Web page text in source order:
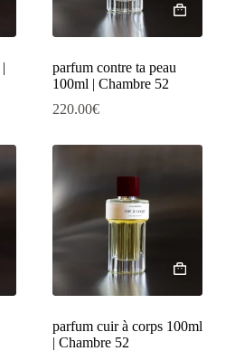
parfum contre ta peau
100ml | Chambre 52
220.00€
parfum cuir à corps 100ml
| Chambre 52